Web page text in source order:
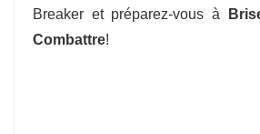
Breaker et préparez-vous à
Combattre!